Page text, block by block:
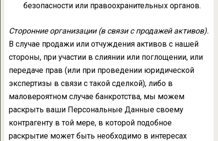
безопасности или правоохранительных органов.
Сторонние организации (в связи с продажей активов).
В случае продажи или отчуждения активов с нашей
стороны, при участии в слиянии или поглощении, или
передаче прав (или при проведении юридической
экспертизы в связи с такой сделкой), либо в
маловероятном случае банкротства, мы можем
раскрыть ваши Персональные Данные своему
контрагенту в той мере, в которой подобное
раскрытие может быть необходимо в интересах